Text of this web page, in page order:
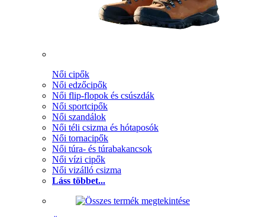
Női cipők
Női edzőcipők
Női flip-flopok és csúszdák
Női sportcipők
Női szandálok
Női téli csizma és hótaposók
Női tornacipők
Női túra- és túrabakancsok
Női vízi cipők
Női vizálló csizma
Láss többet...